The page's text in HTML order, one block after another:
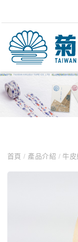
首頁/ 產品介紹 /牛皮